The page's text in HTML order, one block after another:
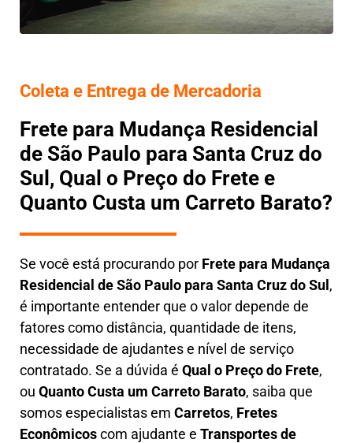
Coleta e Entrega de Mercadoria
Frete para Mudança Residencial
de São Paulo para Santa Cruz do
Sul, Qual o Preço do Frete e
Quanto Custa um Carreto Barato?
Se você está procurando por Frete para Mudança
Residencial de São Paulo para Santa Cruz do Sul ,
é importante entender que o valor depende de
fatores como distância, quantidade de itens,
necessidade de ajudantes e nível de serviço
contratado. Se a dúvida é Qual o Preço do Frete,
ou Quanto Custa um Carreto Barato, saiba que
somos especialistas em Carretos, Fretes
Econômicoscom ajudante e Transportes de